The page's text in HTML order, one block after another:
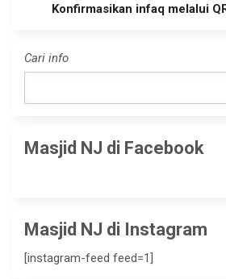
Konfirmasikan infaq melalui
Cari info
Masjid NJ di Facebook
Masjid NJ di Instagram
[instagram-feed feed=1]